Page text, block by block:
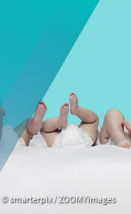
smarterpix / ZOOMYimages